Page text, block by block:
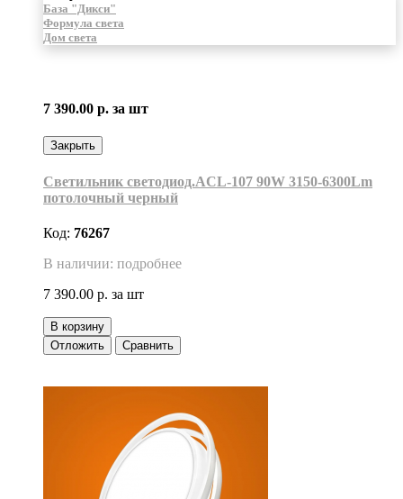
База "Дикси"
Формула света
Дом света
7 390.00 р. за шт
Закрыть
Светильник светодиод.ACL-107 90W 3150-6300Lm
потолочный черный
Код: 76267
В наличии: подробнее
7 390.00 р. за шт
В корзину
Отложить
Сравнить